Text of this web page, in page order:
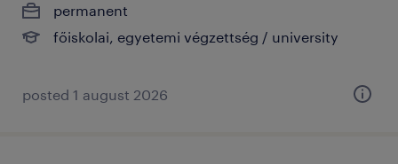
permanent
főiskolai, egyetemi végzettség / university
posted 1 august 2026